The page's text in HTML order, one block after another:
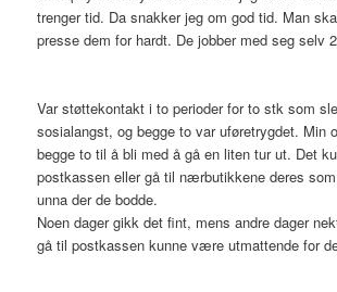
trenger tid. Da snakker jeg om god tid. Man
presse dem for hardt. De jobber med seg selv
Var støttekontakt i to perioder for to stk som
sosialangst, og begge to var uføretrygdet. Min
begge to til å bli med å gå en liten tur ut. Det
postkassen eller gå til nærbutikkene deres
unna der de bodde.
Noen dager gikk det fint, mens andre dager
gå til postkassen kunne være utmattende for